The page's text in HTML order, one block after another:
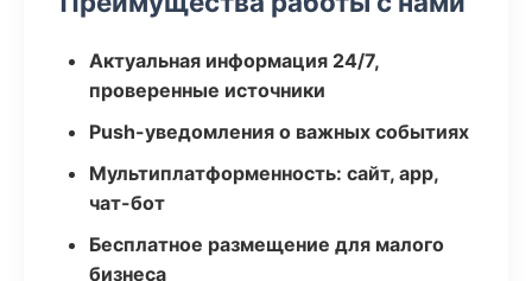
Актуальная информация 24/7,
проверенные источники
Push-уведомления о важных событиях
Мультиплатформенность: сайт, app,
чат-бот
Бесплатное размещение для малого
бизнеса